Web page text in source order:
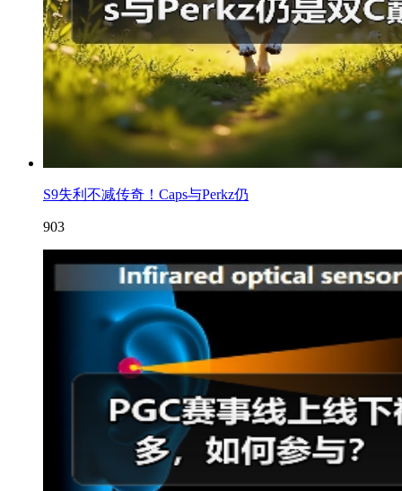
S9失利不减传奇！Caps与Perkz仍
903